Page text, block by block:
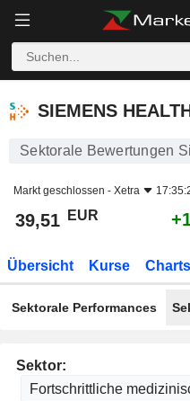
SIEMENS
SIEMENS
Sektorale Bewertungen
Markt geschlossen - Xetra
39,51 EUR
Übersicht Kurse Charts
Sektorale Performances
Sektor: